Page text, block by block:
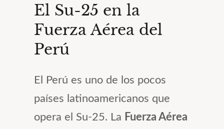
El Su-25 en la
Fuerza Aérea del
Perú
El Perú es uno de los pocos
países latinoamericanos que
opera el Su-25. La Fuerza Aérea